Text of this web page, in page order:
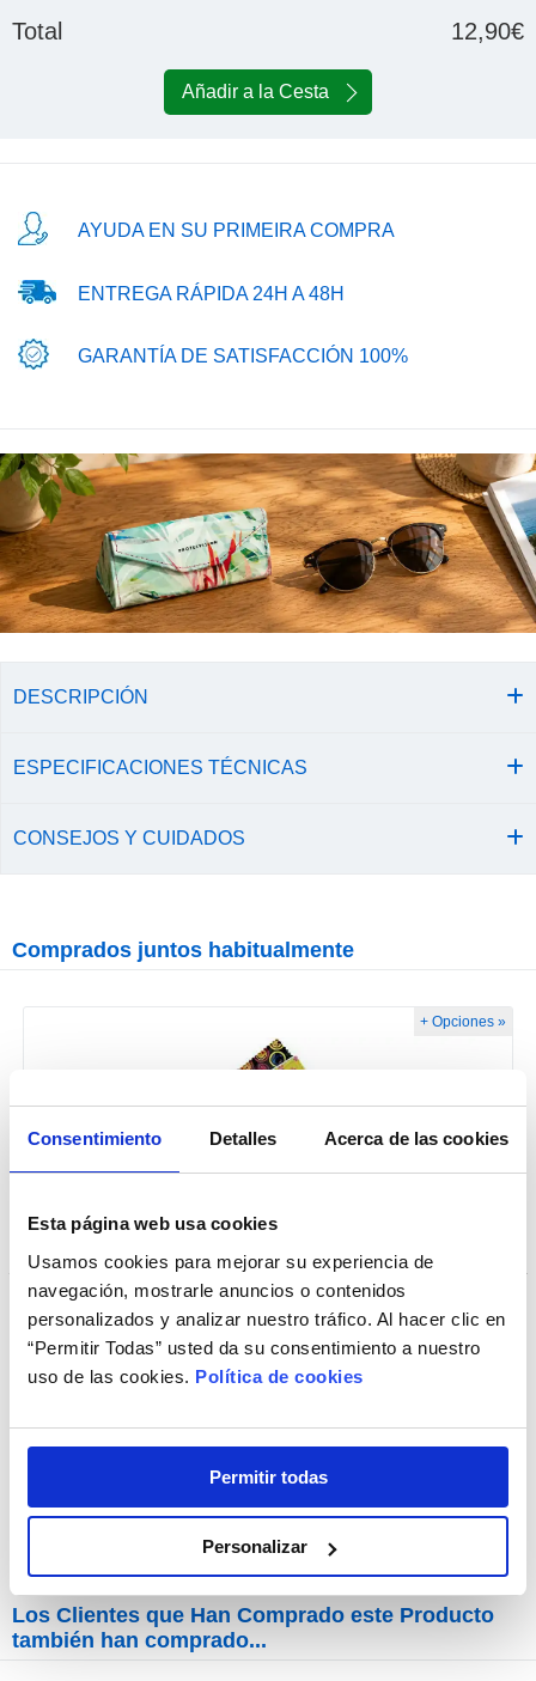
Consentimiento Detalles Acerca de las cookies
Esta página web usa cookies
Usamos cookies para mejorar su experiencia de
navegación, mostrarle anuncios o contenidos
personalizados y analizar nuestro tráfico. Al hacer clic en
“Permitir Todas” usted da su consentimiento a nuestro
uso de las cookies. Política de cookies
Permitir todas
Personalizar
Total 12,90€
Añadir a la Cesta
AYUDA EN SU PRIMEIRA COMPRA
ENTREGA RÁPIDA 24H A 48H
GARANTÍA DE SATISFACCIÓN 100%
DESCRIPCIÓN
ESPECIFICACIONES TÉCNICAS
CONSEJOS Y CUIDADOS
Comprados juntos habitualmente
Paño de Limpieza de Gafas Smiley
+ Opciones »
Los Clientes que Han Comprado este Producto
también han comprado...